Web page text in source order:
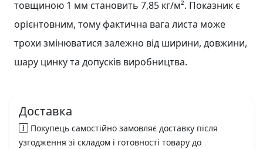
товщиною 1 мм становить 7,85 кг/м². Показник є
орієнтовним, тому фактична вага листа може
трохи змінюватися залежно від ширини, довжини,
шару цинку та допусків виробництва.
Доставка
Покупець самостійно замовляє доставку після
узгодження зі складом і готовності товару до